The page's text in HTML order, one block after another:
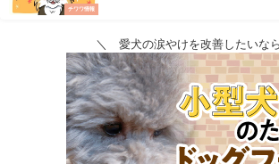
チワワ情報
＼ 愛犬の涙やけを改善したいな